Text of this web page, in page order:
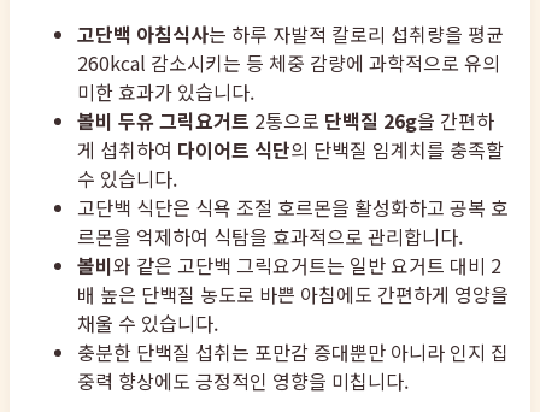
고단백 아침식사는 하루 자발적 칼로리 섭취량을 평균
260kcal 감소시키는 등 체중 감량에 과학적으로 유의
미한 효과가 있습니다.
볼비 두유 그릭요거트 2통으로 단백질 26g을 간편하
게 섭취하여 다이어트 식단의 단백질 임계치를 충족할
수 있습니다.
고단백 식단은 식욕 조절 호르몬을 활성화하고 공복 호
르몬을 억제하여 식탐을 효과적으로 관리합니다.
볼비와 같은 고단백 그릭요거트는 일반 요거트 대비 2
배 높은 단백질 농도로 바쁜 아침에도 간편하게 영양을
채울 수 있습니다.
충분한 단백질 섭취는 포만감 증대뿐만 아니라 인지 집
중력 향상에도 긍정적인 영향을 미칩니다.